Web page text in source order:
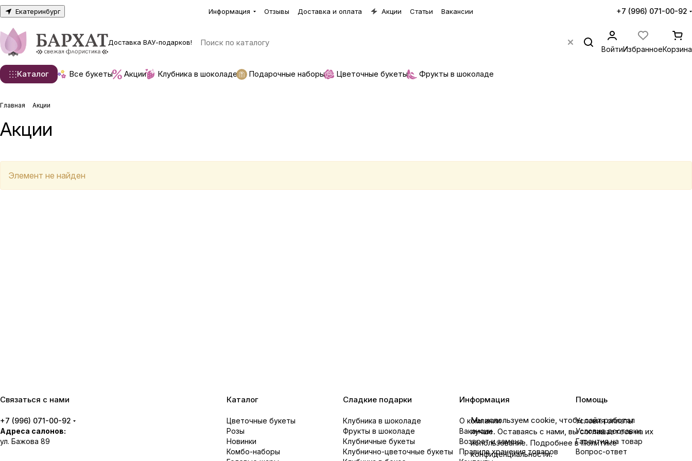
Екатеринбург Информация Отзывы Доставка и оплата Акции Статьи Вакансии +7 (996) 071-00-92
Доставка ВАУ-подарков!
ВойтиИзбранноеКорзина
Каталог Все букеты Акции Клубника в шоколаде Подарочные наборы Цветочные букеты Фрукты в шоколаде
Главная Акции
Акции
Элемент не найден
Связаться с нами
+7 (996) 071-00-92
Адреса салонов:
ул. Бажова 89
Каталог
Цветочные букеты
Розы
Новинки
Комбо-наборы
Сладкие подарки
Клубника в шоколаде
Фрукты в шоколаде
Клубничные букеты
Клубнично-цветочные букеты
Информация
О компании
Вакансии
Возврат и замена
Правила хранения товаров
Помощь
Условия оплаты
Условия доставки
Гарантия на товар
Вопрос-ответ
Мы используем cookie, чтобы сайт работал
лучше. Оставаясь с нами, вы соглашаетесь на их
использование. Подробнее в Политике
конфиденциальности.